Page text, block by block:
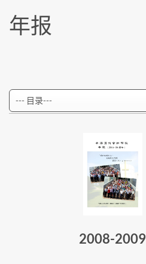
年报
2008-2009